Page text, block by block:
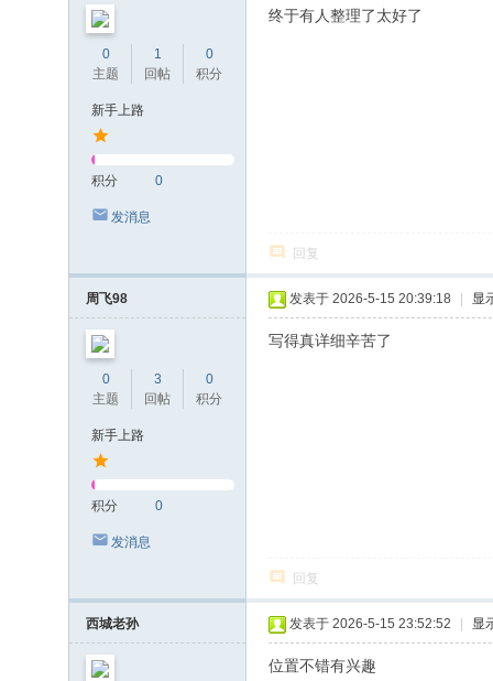
0
主题
1
回帖
0
积分
新手上路
积分 0
发消息
终于有人整理了太好了
回复
周飞98
0
主题
3
回帖
0
积分
新手上路
积分 0
发消息
发表于 2026-5-15 20:39:18 显
写得真详细辛苦了
回复
西城老孙 发表于 2026-5-15 23:52:52 显
位置不错有兴趣